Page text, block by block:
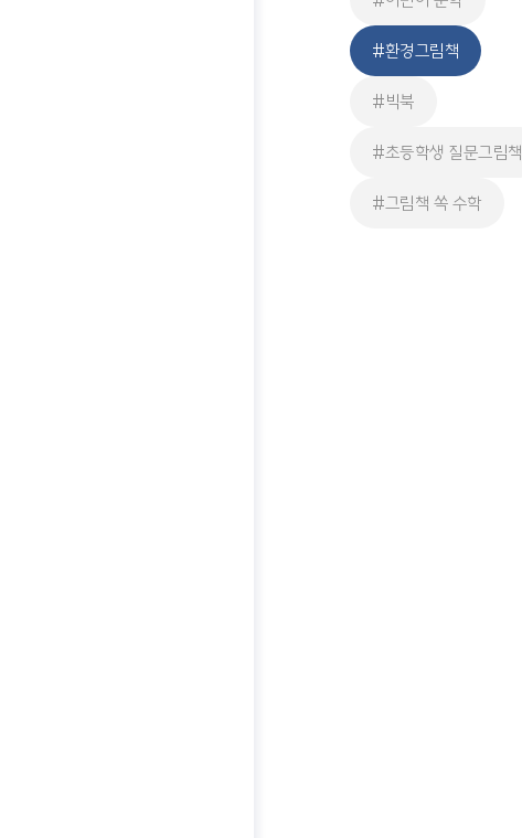
#환경그림책
#빅북
#초등학생 질문그림책
#그림책 쏙 수학